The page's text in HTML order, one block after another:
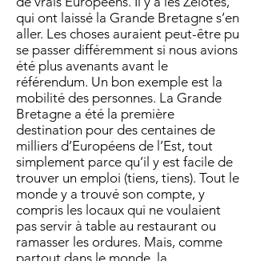
qui ont laissé la Grande Bretagne s’en
aller. Les choses auraient peut-être pu
se passer différemment si nous avions
été plus avenants avant le
référendum. Un bon exemple est la
mobilité des personnes. La Grande
Bretagne a été la première
destination pour des centaines de
milliers d’Européens de l’Est, tout
simplement parce qu’il y est facile de
trouver un emploi (tiens, tiens). Tout le
monde y a trouvé son compte, y
compris les locaux qui ne voulaient
pas servir à table au restaurant ou
ramasser les ordures. Mais, comme
partout dans le monde, la